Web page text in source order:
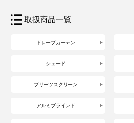
取扱商品一覧
ドレープカーテン
シェード
プリーツスクリーン
アルミブラインド